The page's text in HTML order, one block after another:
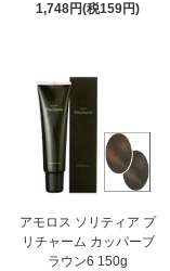
1,748円(税159円)
アモロス ソリティア プ
リチャーム カッパーブ
ラウン6 150g